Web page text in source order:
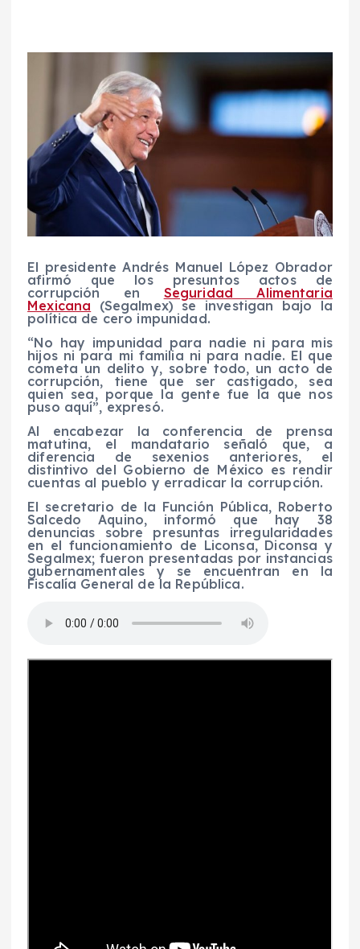
El presidente Andrés Manuel López Obrador
afirmó que los presuntos actos de
corrupción en Seguridad Alimentaria
Mexicana (Segalmex) se investigan bajo la
política de cero impunidad.
“No hay impunidad para nadie ni para mis
hijos ni para mi familia ni para nadie. El que
cometa un delito y, sobre todo, un acto de
corrupción, tiene que ser castigado, sea
quien sea, porque la gente fue la que nos
puso aquí”, expresó.
Al encabezar la conferencia de prensa
matutina, el mandatario señaló que, a
diferencia de sexenios anteriores, el
distintivo del Gobierno de México es rendir
cuentas al pueblo y erradicar la corrupción.
El secretario de la Función Pública, Roberto
Salcedo Aquino, informó que hay 38
denuncias sobre presuntas irregularidades
en el funcionamiento de Liconsa, Diconsa y
Segalmex; fueron presentadas por instancias
gubernamentales y se encuentran en la
Fiscalía General de la República.